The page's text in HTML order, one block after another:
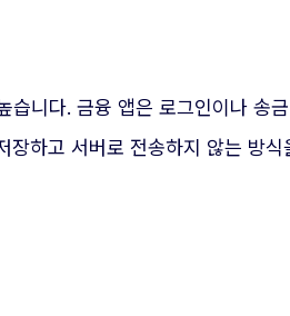
니다. 금융 앱은 로그인이나 송
하고 서버로 전송하지 않는 방